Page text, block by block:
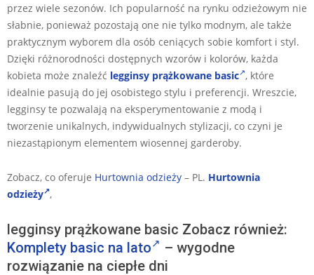
przez wiele sezonów. Ich popularność na rynku odzieżowym nie
słabnie, ponieważ pozostają one nie tylko modnym, ale także
praktycznym wyborem dla osób ceniących sobie komfort i styl.
Dzięki różnorodności dostępnych wzorów i kolorów, każda
kobieta może znaleźć legginsy prążkowane basic , które
idealnie pasują do jej osobistego stylu i preferencji. Wreszcie,
legginsy te pozwalają na eksperymentowanie z modą i
tworzenie unikalnych, indywidualnych stylizacji, co czyni je
niezastąpionym elementem wiosennej garderoby.
Zobacz, co oferuje Hurtownia odzieży – PL. Hurtownia
odzieży ,
legginsy prążkowane basic Zobacz również:
Komplety basic na lato
– wygodne
rozwiązanie na ciepłe dni